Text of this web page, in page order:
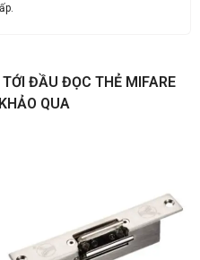
ĐẦU ĐỌC THẺ MIFARE
QUA